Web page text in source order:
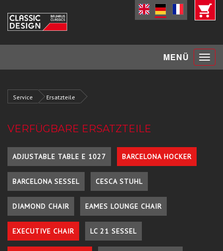
MENÜ Toggle
Service Ersatzteile
VERFÜGBARE ERSATZTEILE
ADJUSTABLE TABLE E 1027 BARCELONA HOCKER
BARCELONA SESSEL CESCA STUHL
DIAMOND CHAIR EAMES LOUNGE CHAIR
EXECUTIVE CHAIR LC 21 SESSEL